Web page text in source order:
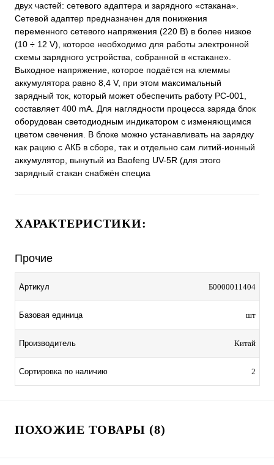
двух частей: сетевого адаптера и зарядного «стакана».
Сетевой адаптер предназначен для понижения
переменного сетевого напряжения (220 В) в более низкое
(10 ÷ 12 V), которое необходимо для работы электронной
схемы зарядного устройства, собранной в «стакане».
Выходное напряжение, которое подаётся на клеммы
аккумулятора равно 8,4 V, при этом максимальный
зарядный ток, который может обеспечить работу РС-001,
составляет 400 mA. Для наглядности процесса заряда блок
оборудован светодиодным индикатором с изменяющимся
цветом свечения. В блоке можно устанавливать на зарядку
как рацию с АКБ в сборе, так и отдельно сам литий-ионный
аккумулятор, вынутый из Baofeng UV-5R (для этого
зарядный стакан снабжён специа
ХАРАКТЕРИСТИКИ:
Прочие
Артикул Б0000011404
Базовая единица шт
Производитель Китай
Сортировка по наличию 2
ПОХОЖИЕ ТОВАРЫ (8)